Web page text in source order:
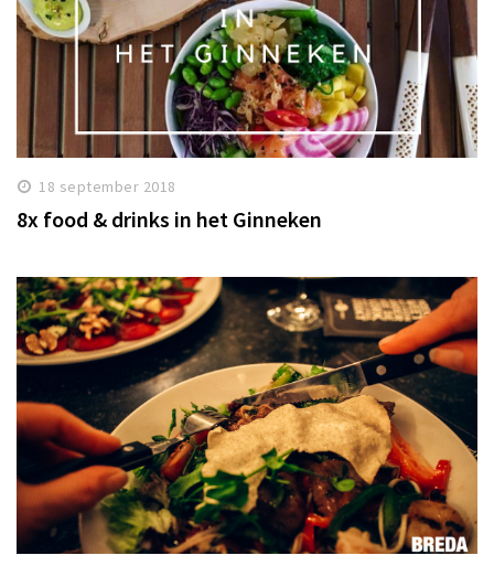
18 september 2018
8x food & drinks in het Ginneken